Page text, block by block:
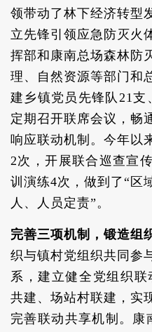
领带动了林下经济转型
立先锋引领应急防灭火
挥部和康南总场森林防
理、自然资源等部门和
建乡镇党员先锋队21支
定期召开联席会议，畅
响应联动机制。今年以
2次，开展联合巡查宣
训演练4次，做到了“区
人、人员定责”。
完善三项机制，锻造组
织与镇村党组织共同参
系，建立健全党组织
共建、场站村联建，实
完善联动共享机制。康